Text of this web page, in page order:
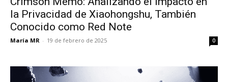
la Privacidad de Xiaohongshu, También
Conocido como Red Note
María MR - 19 de febrero de 2025 0